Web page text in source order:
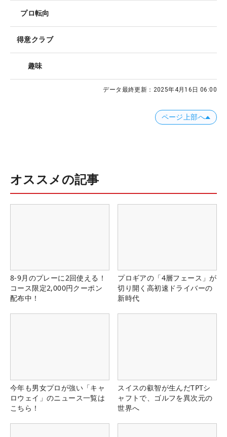
プロ転向
得意クラブ
趣味
データ最終更新： 2025年4月16日 06:00
ページ上部へ
オススメの記事
8-9月のプレーに2回使える！
コース限定2,000円クーポン
配布中！
プロギアの「4層フェース」が
切り開く高初速ドライバーの
新時代
今年も男女プロが強い「キャ
ロウェイ」のニュース一覧は
こちら！
スイスの叡智が生んだTPTシ
ャフトで、ゴルフを異次元の
世界へ